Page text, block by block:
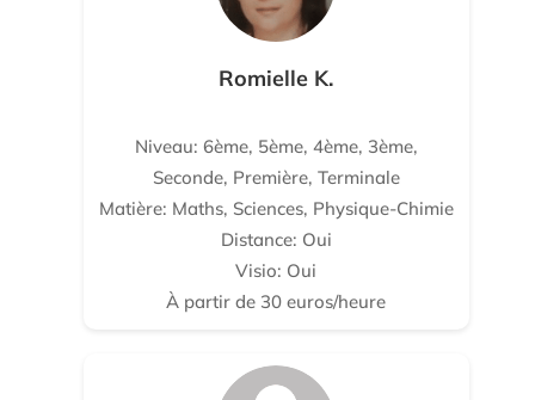
Romielle K.
Niveau: 6ème, 5ème, 4ème, 3ème,
Seconde, Première, Terminale
Matière: Maths, Sciences, Physique-Chimie
Distance: Oui
Visio: Oui
À partir de 30 euros/heure